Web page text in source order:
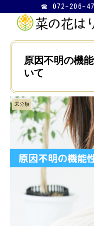
☎ 072-206-
原因不明の機
いて
未分類